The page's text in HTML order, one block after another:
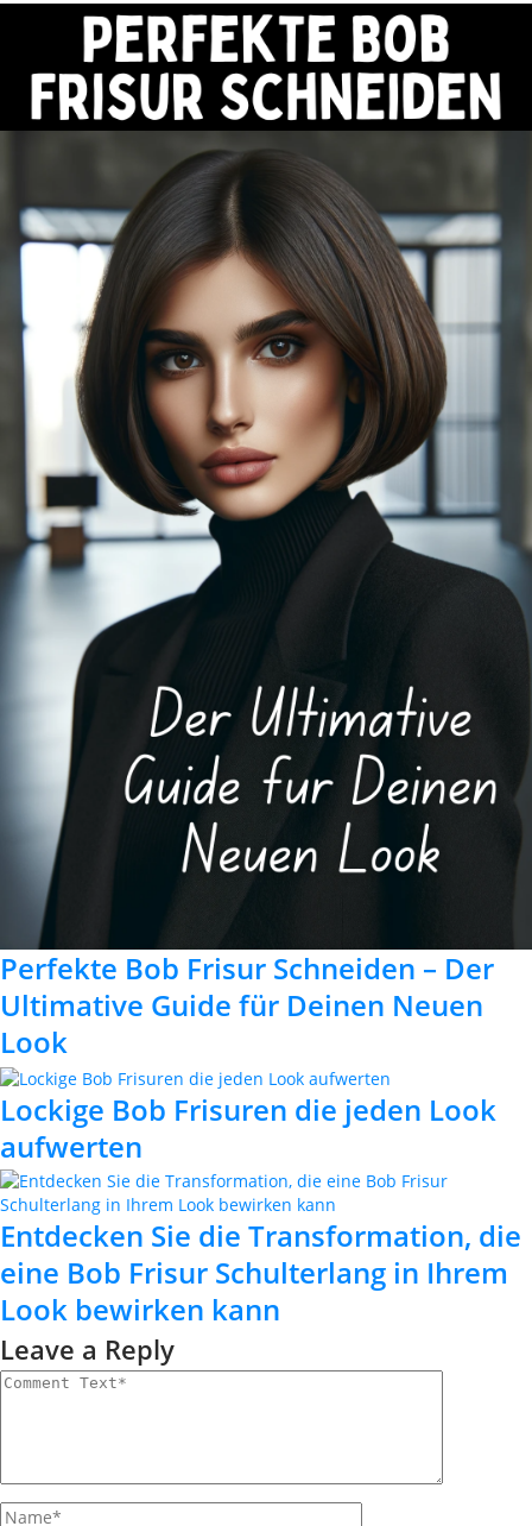
Perfekte Bob Frisur Schneiden – Der
Ultimative Guide für Deinen Neuen
Look
Lockige Bob Frisuren die jeden Look
aufwerten
Entdecken Sie die Transformation, die
eine Bob Frisur Schulterlang in Ihrem
Look bewirken kann
Leave a Reply